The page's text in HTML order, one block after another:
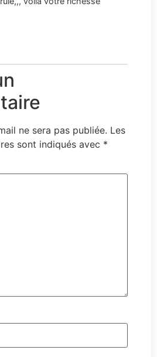
ne sera pas publiée. Les
sont indiqués avec *